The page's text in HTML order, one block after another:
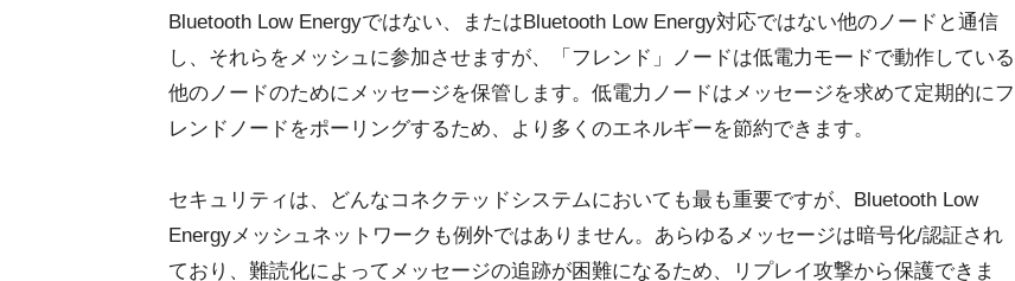
Bluetooth Low Energyではない、またはBluetooth Low Energy対応ではない他のノードと通信
し、それらをメッシュに参加させますが、「フレンド」ノードは低電力モードで動作している
他のノードのためにメッセージを保管します。低電力ノードはメッセージを求めて定期的にフ
レンドノードをポーリングするため、より多くのエネルギーを節約できます。
セキュリティは、どんなコネクテッドシステムにおいても最も重要ですが、Bluetooth Low
Energyメッシュネットワークも例外ではありません。あらゆるメッセージは暗号化/認証され
ており、難読化によってメッセージの追跡が困難になるため、リプレイ攻撃から保護できま